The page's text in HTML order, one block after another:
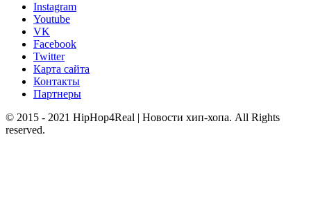
Instagram
Youtube
VK
Facebook
Twitter
Карта сайта
Контакты
Партнеры
© 2015 - 2021 HipHop4Real | Новости хип-хопа. All Rights
reserved.